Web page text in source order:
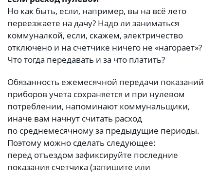
Но как быть, если, например, вы на всё лето
переезжаете на дачу? Надо ли заниматься
коммуналкой, если, скажем, электричество
отключено и на счетчике ничего не «нагорает»?
Что тогда передавать и за что платить?
Обязанность ежемесячной передачи показаний
приборов учета сохраняется и при нулевом
потреблении, напоминают коммунальщики,
иначе вам начнут считать расход
по среднемесячному за предыдущие периоды.
Поэтому можно сделать следующее:
перед отъездом зафиксируйте последние
показания счетчика (запишите или